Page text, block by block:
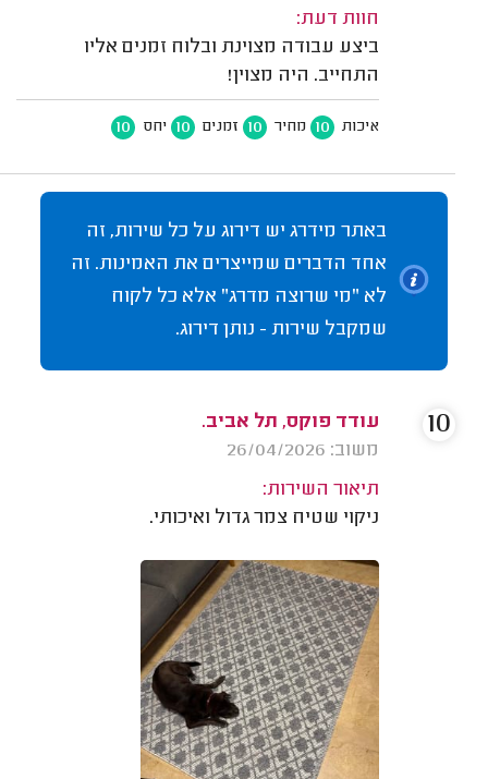
חוות דעת:
ביצע עבודה מצוינת ובלוח זמנים אליו
התחייב. היה מצוין!
איכות 10 מחיר 10 זמנים 10 יחס 10
באתר מידרג יש דירוג על כל שירות, זה
אחד הדברים שמייצרים את האמינות. זה
לא "מי שרוצה מדרג" אלא כל לקוח
שמקבל שירות - נותן דירוג.
עודד פוקס, תל אביב.
משוב: 26/04/2026
תיאור השירות:
ניקוי שטיח צמר גדול ואיכותי.
10